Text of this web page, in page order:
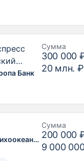
Банк
Сумма
300 000
20 млн. ₽
Азиатско-Тихоокеанский Банк
Сумма
200 000
9 000